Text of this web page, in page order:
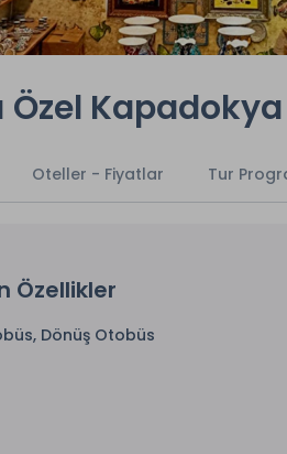
Özel
Oteller - Fiyatlar Tur
Özellikler
Dönüş Otobüs